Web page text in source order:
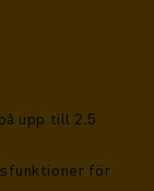
upp till 2,5
för